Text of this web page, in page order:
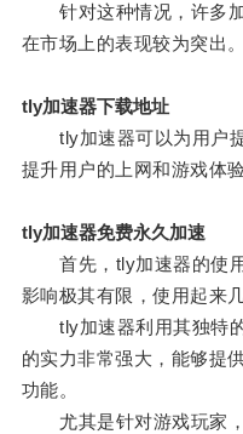
针对这种情况，许多加
在市场上的表现较为突出。
tly加速器下载地址
tly加速器可以为用户提
提升用户的上网和游戏体验
tly加速器免费永久加速
首先，tly加速器的使用
影响极其有限，使用起来
tly加速器利用其独特的
的实力非常强大，能够提
功能。
尤其是针对游戏玩家，